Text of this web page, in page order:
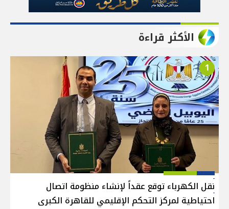
الأكثر قراءة
1
نقل الكهرباء توقع عقداً لإنشاء منظومة اتصال
احتياطية لمركز التحكم الإقليمي للقاهرة الكبرى